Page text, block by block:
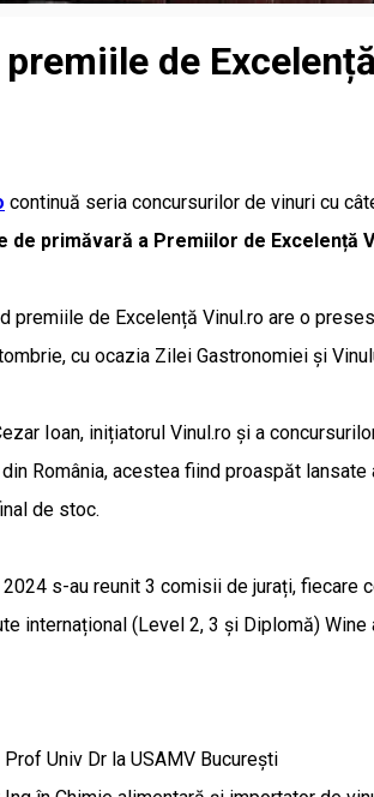
de
continuă seria concursurilor de vinuri cu
de primăvară a Premiilor de Excelență
premiile de Excelență Vinul.ro are o
cu ocazia Zilei Gastronomiei și
Ioan, inițiatorul Vinul.ro și a
România, acestea fiind proaspăt
de stoc.
s-au reunit 3 comisii de jurați, fiecare
internațional (Level 2, 3 și Diplomă)
Univ Dr la USAMV București